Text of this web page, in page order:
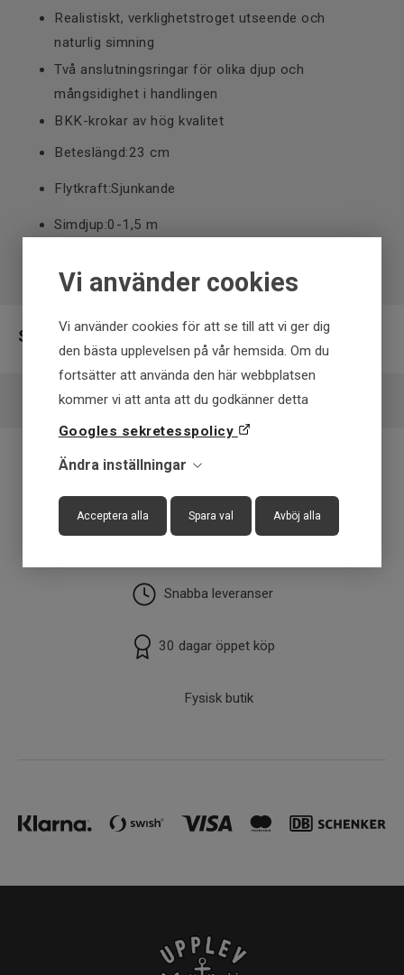
Vi använder cookies
Vi använder cookies för att se till att vi ger dig
den bästa upplevelsen på vår hemsida. Om du
fortsätter att använda den här webbplatsen
kommer vi att anta att du godkänner detta
Googles sekretesspolicy
Ändra inställningar
Acceptera alla Spara val Avböj alla
Realistiskt, verklighetstroget utseende och
naturlig simning
Två anslutningsringar för olika djup och
mångsidighet i handlingen
BKK-krokar av hög kvalitet
Beteslängd:23 cm
Flytkraft:Sjunkande
Simdjup:0-1,5 m
Specifikation
Få först - Betala senare
Snabba leveranser
30 dagar öppet köp
Fysisk butik